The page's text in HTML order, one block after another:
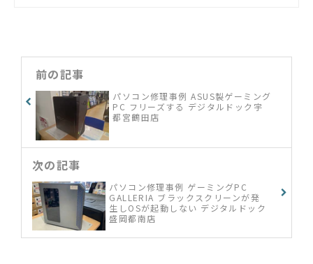
前の記事
パソコン修理事例 ASUS製ゲーミング
PC フリーズする デジタルドック宇
都宮鶴田店
次の記事
パソコン修理事例 ゲーミングPC
GALLERIA ブラックスクリーンが発
生しOSが起動しない デジタルドック
盛岡都南店